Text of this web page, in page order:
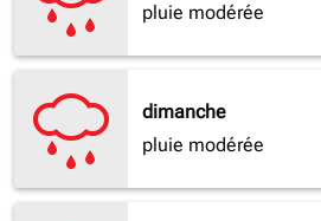
pluie modérée
dimanche
pluie modérée